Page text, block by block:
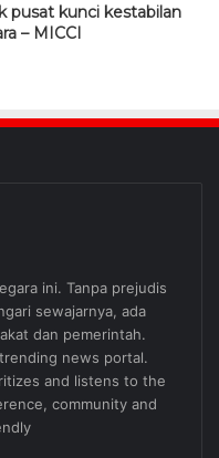
pusat kunci kestabilan
– MICCI
ini. Tanpa prejudis
sewajarnya, ada
dan pemerintah.
news portal.
and listens to the
community and